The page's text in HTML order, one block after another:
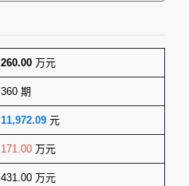
260.00 万元
360 期
11,972.09 元
171.00 万元
431.00 万元